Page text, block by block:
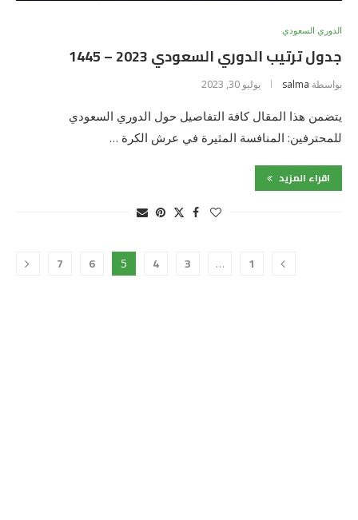
الدوري السعودي
جدول ترتيب الدوري السعودي 2023 – 1445
بواسطة salma يوليو 30, 2023
يتضمن هذا المقال كافة التفاصيل حول الدوري السعودي
للمحترفين: المنافسة المثيرة في عرش الكرة …
اقراء المزيد
1
…
3
4
5
6
7